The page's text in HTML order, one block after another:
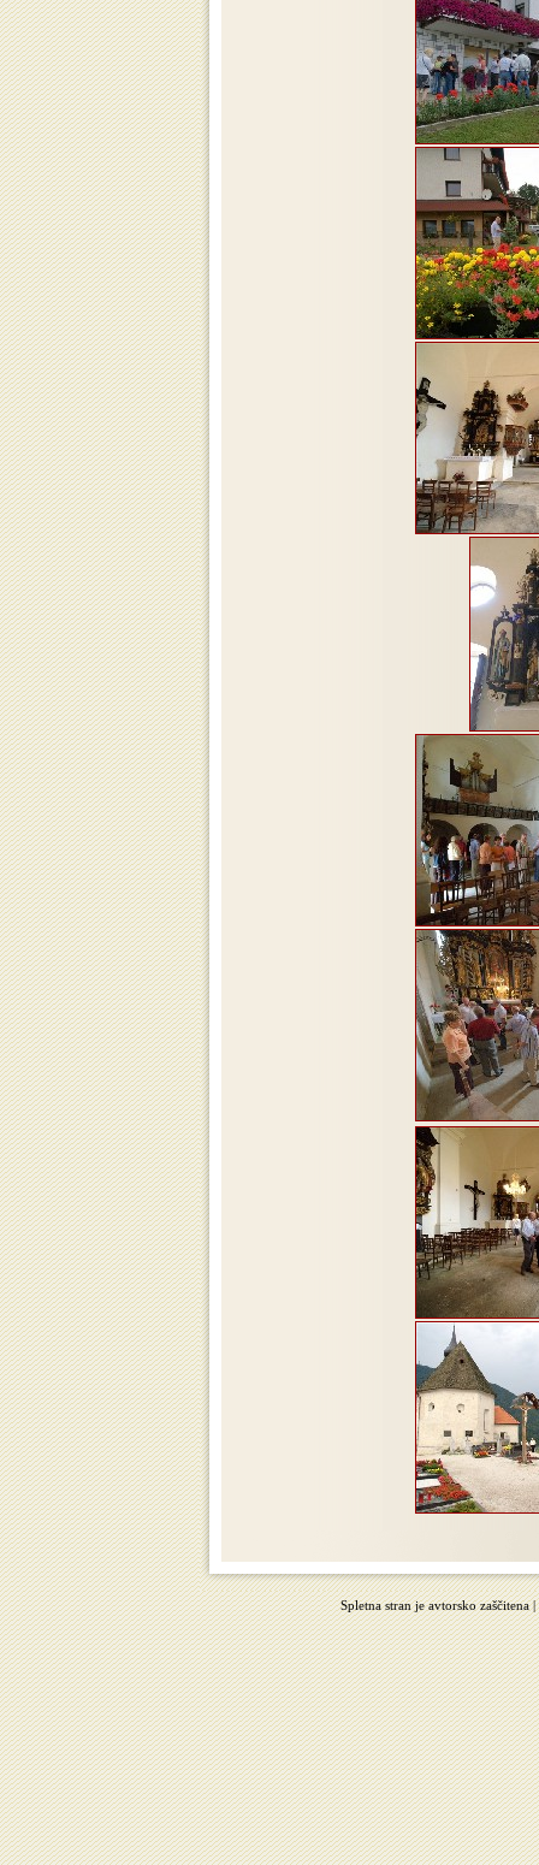
Spletna stran je avtorsko zaščitena